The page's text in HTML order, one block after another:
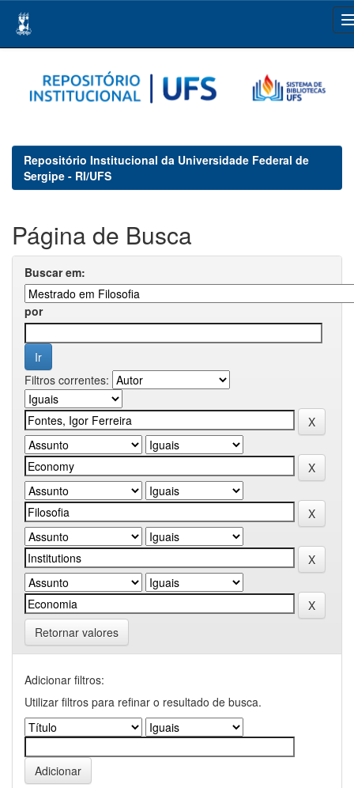
navigation
Repositório Institucional da Universidade Federal de
Sergipe - RI/UFS
Página de Busca
Buscar em:
por
Filtros correntes:
Retornar valores
Adicionar filtros:
Utilizar filtros para refinar o resultado de busca.